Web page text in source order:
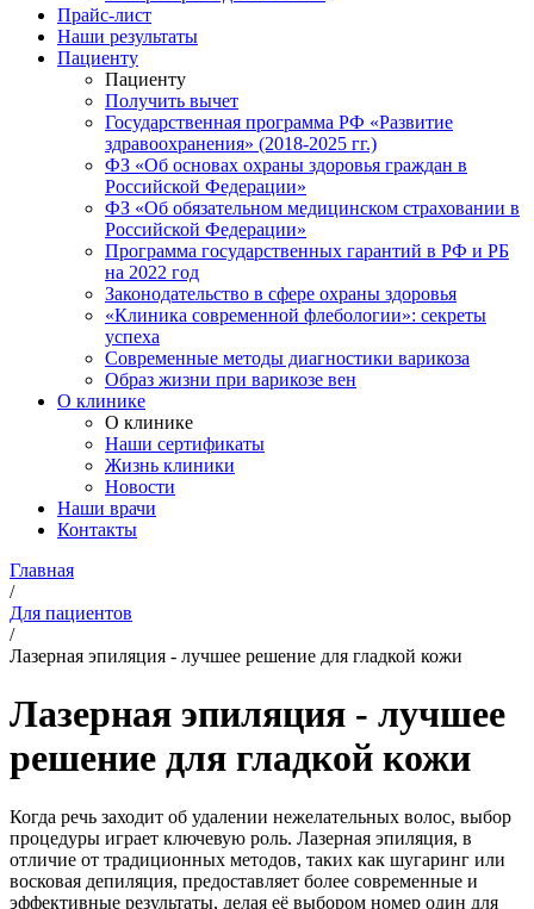
Прайс-лист
Наши результаты
Пациенту
Пациенту
Получить вычет
Государственная программа РФ «Развитие
здравоохранения» (2018-2025 гг.)
ФЗ «Об основах охраны здоровья граждан в
Российской Федерации»
ФЗ «Об обязательном медицинском страховании в
Российской Федерации»
Программа государственных гарантий в РФ и РБ
на 2022 год
Законодательство в сфере охраны здоровья
«Клиника современной флебологии»: секреты
успеха
Современные методы диагностики варикоза
Образ жизни при варикозе вен
О клинике
О клинике
Наши сертификаты
Жизнь клиники
Новости
Наши врачи
Контакты
Главная
/
Для пациентов
/
Лазерная эпиляция - лучшее решение для гладкой кожи
Лазерная эпиляция - лучшее
решение для гладкой кожи
Когда речь заходит об удалении нежелательных волос, выбор
процедуры играет ключевую роль. Лазерная эпиляция, в
отличие от традиционных методов, таких как шугаринг или
восковая депиляция, предоставляет более современные и
эффективные результаты, делая её выбором номер один для